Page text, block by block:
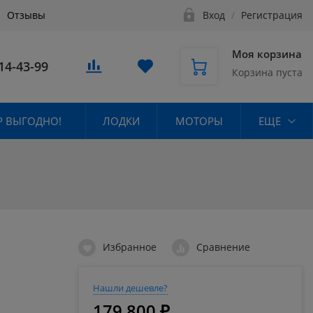
Отзывы Вход / Регистрация
43-99
Моя корзина
Корзина пуста
ВЫГОДНО! ЛОДКИ МОТОРЫ ЕЩЕ
Избранное Сравнение
Нашли дешевле?